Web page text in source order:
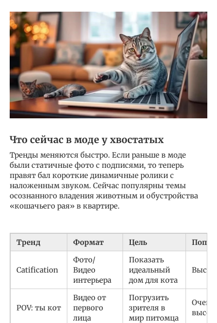
Что сейчас в моде у хвостатых
Тренды меняются быстро. Если раньше в моде
были статичные фото с подписями, то теперь
правят бал короткие динамичные ролики с
наложенным звуком. Сейчас популярны темы
осознанного владения животным и обустройства
«кошачьего рая» в квартире.
Тренд Формат Цель
Catification
Фото/
Видео
интерьера
Показать
идеальный
дом для кота
POV: ты кот
Видео от
первого
лица
Погрузить
зрителя в
мир питомца
Очень